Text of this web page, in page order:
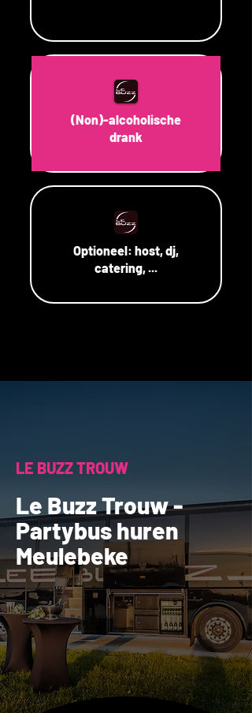
(Non)-alcoholische
drank
Optioneel: host, dj,
catering, ...
LE BUZZ TROUW
Le Buzz Trouw -
Partybus huren
Meulebeke